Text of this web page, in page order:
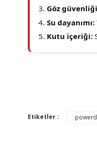
Göz
Su dayanımı:
Kutu içeriği:
Etiketler :